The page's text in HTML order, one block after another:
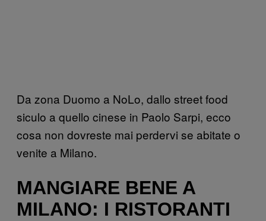
Da zona Duomo a NoLo, dallo street food
siculo a quello cinese in Paolo Sarpi, ecco
cosa non dovreste mai perdervi se abitate o
venite a Milano.
MANGIARE BENE A
MILANO: I RISTORANTI